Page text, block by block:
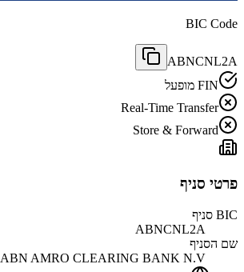
BIC Code
ABNCNL2A
FIN מופעל
Real-Time Transfer
Store & Forward
פרטי סניף
BIC סניף
ABNCNL2A
שם הסניף
ABN AMRO CLEARING BANK N.V.